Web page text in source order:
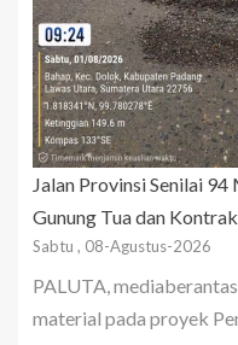
Jalan Provinsi Senilai
Gunung Tua dan
Sabtu , 08-Agustus-2026
PALUTA,
material pada proyek